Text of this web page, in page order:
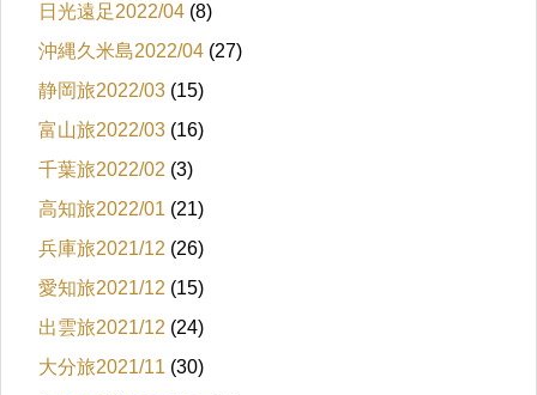
日光遠足2022/04 (8)
沖縄久米島2022/04 (27)
静岡旅2022/03 (15)
富山旅2022/03 (16)
千葉旅2022/02 (3)
高知旅2022/01 (21)
兵庫旅2021/12 (26)
愛知旅2021/12 (15)
出雲旅2021/12 (24)
大分旅2021/11 (30)